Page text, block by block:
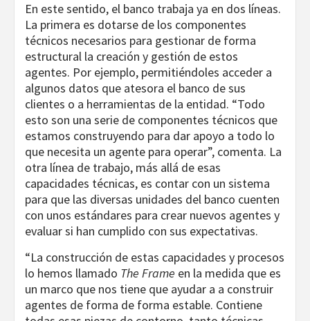
En este sentido, el banco trabaja ya en dos líneas.
La primera es dotarse de los componentes
técnicos necesarios para gestionar de forma
estructural la creación y gestión de estos
agentes. Por ejemplo, permitiéndoles acceder a
algunos datos que atesora el banco de sus
clientes o a herramientas de la entidad. “Todo
esto son una serie de componentes técnicos que
estamos construyendo para dar apoyo a todo lo
que necesita un agente para operar”, comenta. La
otra línea de trabajo, más allá de esas
capacidades técnicas, es contar con un sistema
para que las diversas unidades del banco cuenten
con unos estándares para crear nuevos agentes y
evaluar si han cumplido con sus expectativas.
“La construcción de estas capacidades y procesos
lo hemos llamado The Frame en la medida que es
un marco que nos tiene que ayudar a a construir
agentes de forma de forma estable. Contiene